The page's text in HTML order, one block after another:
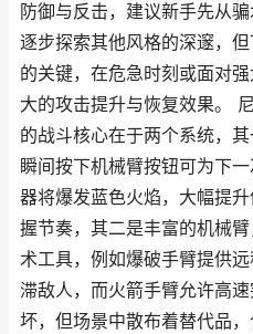
防御与反击，建议新手先从
逐步探索其他风格的深邃，
的关键，在危急时刻或面对
大的攻击提升与恢复效果。
的战斗核心在于两个系统，
瞬间按下机械臂按钮可为下
器将爆发蓝色火焰，大幅提
握节奏，其二是丰富的机械
术工具，例如爆破手臂提供
滞敌人，而火箭手臂允许高
坏，但场景中散布着替代品，